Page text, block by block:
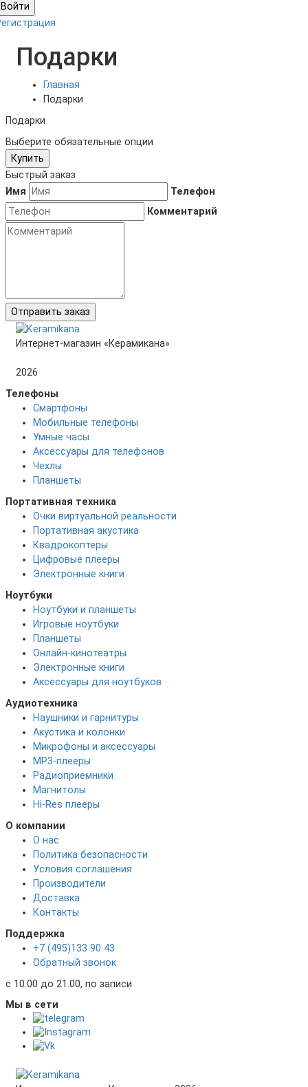
Войти
Подарки
Главная
Подарки
Подарки
Выберите обязательные опции
Купить
Быстрый заказ
Имя
Телефон
Комментарий
Отправить заказ
Интернет-магазин «Керамикана»
2026
Телефоны
Смартфоны
Мобильные телефоны
Умные часы
Аксессуары для телефонов
Чехлы
Планшеты
Портативная техника
Очки виртуальной реальности
Портативная акустика
Квадрокоптеры
Цифровые плееры
Электронные книги
Ноутбуки
Ноутбуки и планшеты
Игровые ноутбуки
Планшеты
Онлайн-кинотеатры
Электронные книги
Аксессуары для ноутбуков
Аудиотехника
Наушники и гарнитуры
Акустика и колонки
Микрофоны и аксессуары
MP3-плееры
Радиоприемники
Магнитолы
Hi-Res плееры
О компании
О нас
Политика безопасности
Условия соглашения
Производители
Доставка
Контакты
Поддержка
+7 (495)133 90 43
Обратный звонок
с 10.00 до 21.00, по записи
Мы в сети